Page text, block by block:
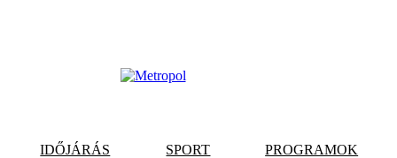
IDŐJÁRÁS SPORT PROGRAMOK